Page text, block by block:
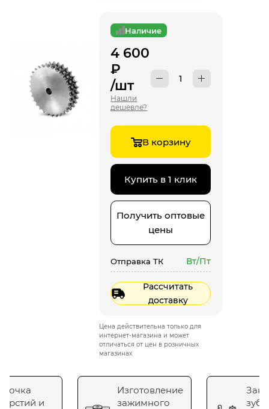
Наличие
4 600
₽
/шт
Нашли
дешевле?
В корзину
Купить в 1 клик
Получить оптовые
цены
Отправка ТК Вт/Пт
Рассчитать
доставку
Цена действительна только для
интернет-магазина и может
отличаться от цен в розничных
магазинах
и
Изготовление
зажимного